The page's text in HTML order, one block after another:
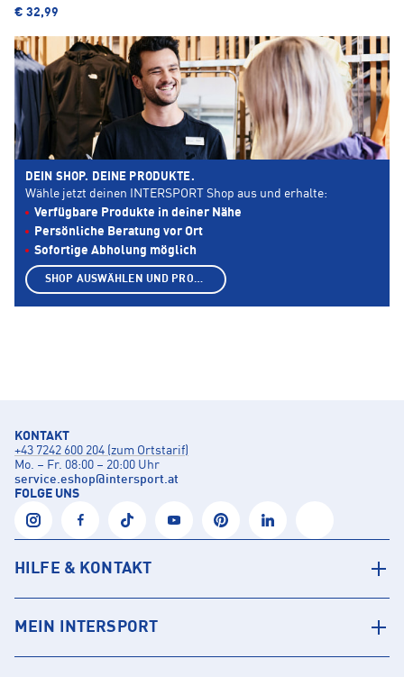
€ 32,99
DEIN SHOP. DEINE PRODUKTE.
Wähle jetzt deinen INTERSPORT Shop aus und erhalte:
Verfügbare Produkte in deiner Nähe
Persönliche Beratung vor Ort
Sofortige Abholung möglich
SHOP AUSWÄHLEN UND PRODUKTE ANZEIGEN
KONTAKT
+43 7242 600 204 (zum Ortstarif)
Mo. – Fr. 08:00 – 20:00 Uhr
service.eshop@intersport.at
FOLGE UNS
HILFE & KONTAKT
MEIN INTERSPORT